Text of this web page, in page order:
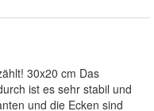
30x20 cm Das
ist es sehr stabil und
und die Ecken sind